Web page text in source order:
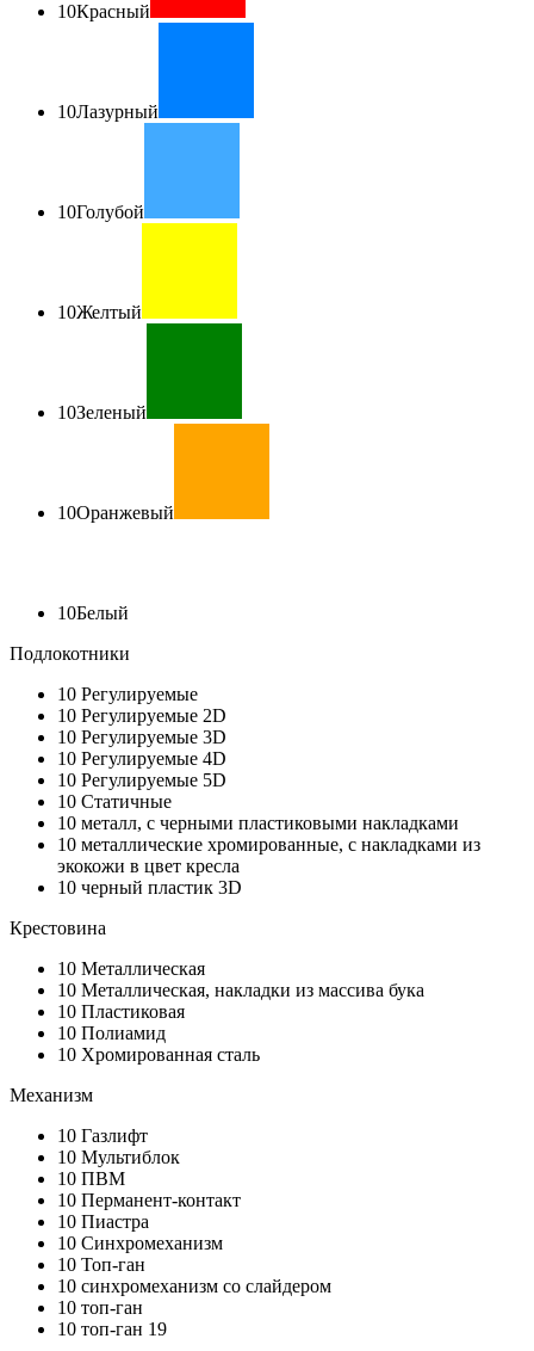
10Красный
10Лазурный
10Голубой
10Желтый
10Зеленый
10Оранжевый
10Белый
Подлокотники
10 Регулируемые
10 Регулируемые 2D
10 Регулируемые 3D
10 Регулируемые 4D
10 Регулируемые 5D
10 Статичные
10 металл, с черными пластиковыми накладками
10 металлические хромированные, с накладками из
экокожи в цвет кресла
10 черный пластик 3D
Крестовина
10 Металлическая
10 Металлическая, накладки из массива бука
10 Пластиковая
10 Полиамид
10 Хромированная сталь
Механизм
10 Газлифт
10 Мультиблок
10 ПВМ
10 Перманент-контакт
10 Пиастра
10 Синхромеханизм
10 Топ-ган
10 синхромеханизм со слайдером
10 топ-ган
10 топ-ган 19